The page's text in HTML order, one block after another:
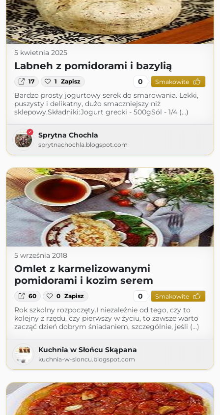
5 kwietnia 2025
Labneh z pomidorami i bazylią
17 1 Zapisz 0 Smakowite
Bardzo prosty jogurtowy serek do smarowania. Lekki,
puszysty i delikatny, dużo smaczniejszy niż
sklepowy.Składniki:Jogurt grecki - 500gSól - 1/4 (...)
Sprytna Chochla
sprytnachochla.blogspot.com
5 września 2018
Omlet z karmelizowanymi
pomidorami i kozim serem
60 0 Zapisz 0 Smakowite
Rok szkolny rozpoczęty.I niezależnie od tego, czy to
kolejny z rzędu, czy pierwszy w życiu, to zawsze warto
zacząć dzień dobrym śniadaniem, szczególnie, jeśli (...)
Kuchnia w Słońcu Skąpana
kuchnia-w-sloncu.blogspot.com